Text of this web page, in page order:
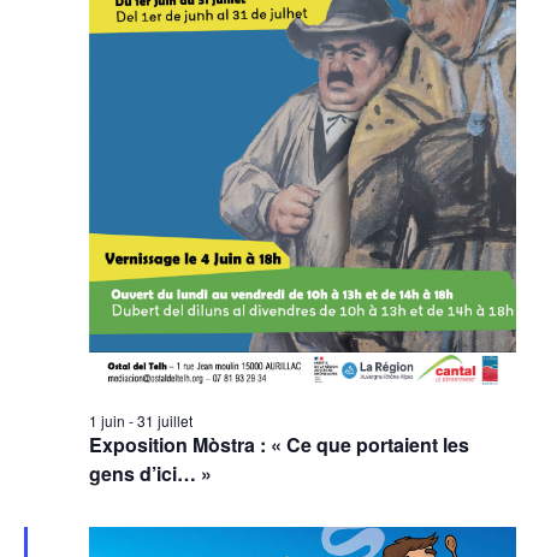
Exposition Mòstra : « Ce que portaient les
gens d’ici… »
1 juin -31 juillet